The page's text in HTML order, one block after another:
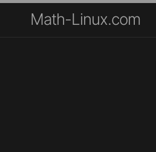
Math-Linux.com